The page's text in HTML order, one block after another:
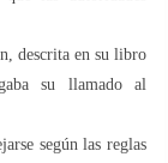
descrita en su libro
su llamado al
según las reglas